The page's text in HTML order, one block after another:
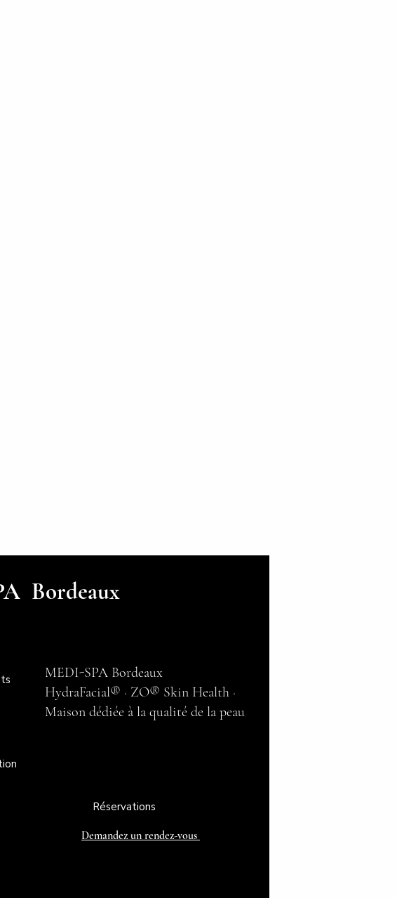
Bordeaux
MEDI-SPA Bordeaux
HydraFacial® · ZO® Skin Health ·
Maison dédiée à la qualité de la peau
Réservations
Demandez un rendez-vous